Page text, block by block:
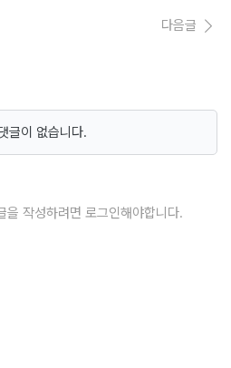
다음글
글이 없습니다.
을 작성하려면 로그인해야합니다.